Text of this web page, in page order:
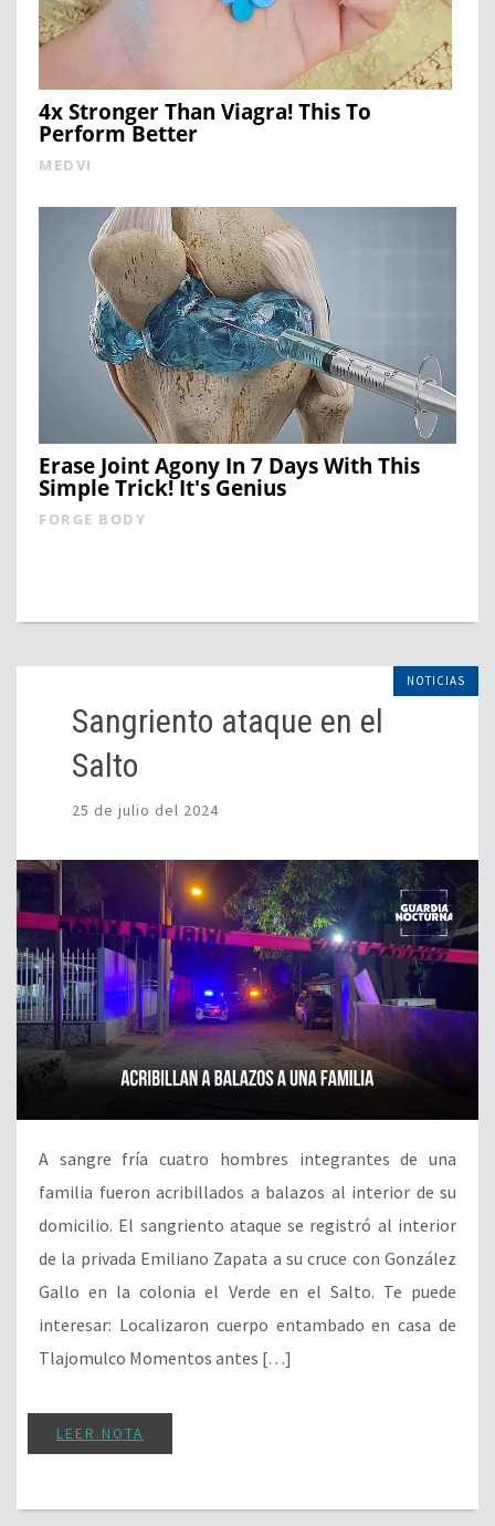
4x Stronger Than Viagra! This To
Perform Better
MEDVI
Erase Joint Agony In 7 Days With This
Simple Trick! It's Genius
FORGE BODY
NOTICIAS
Sangriento ataque en el
Salto
25 de julio del 2024
A sangre fría cuatro hombres integrantes de una
familia fueron acribillados a balazos al interior de su
domicilio. El sangriento ataque se registró al interior
de la privada Emiliano Zapata a su cruce con González
Gallo en la colonia el Verde en el Salto. Te puede
interesar: Localizaron cuerpo entambado en casa de
Tlajomulco Momentos antes […]
LEER NOTA